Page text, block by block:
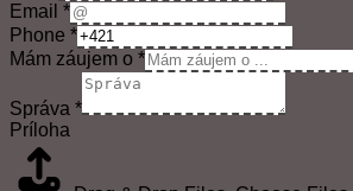
Email *
Phone *
Mám záujem o *
Správa *
Príloha